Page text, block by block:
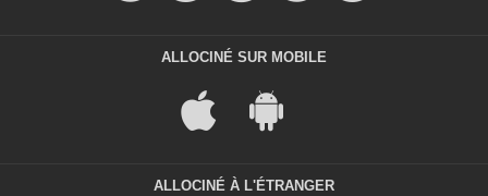
ALLOCINÉ SUR MOBILE
ALLOCINÉ À L'ÉTRANGER